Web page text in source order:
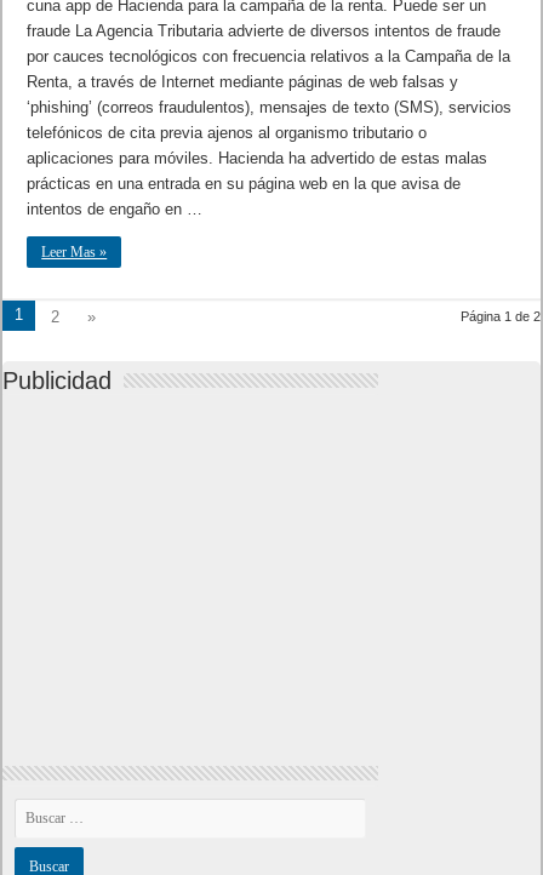
cuna app de Hacienda para la campaña de la renta. Puede ser un
fraude La Agencia Tributaria advierte de diversos intentos de fraude
por cauces tecnológicos con frecuencia relativos a la Campaña de la
Renta, a través de Internet mediante páginas de web falsas y
‘phishing’ (correos fraudulentos), mensajes de texto (SMS), servicios
telefónicos de cita previa ajenos al organismo tributario o
aplicaciones para móviles. Hacienda ha advertido de estas malas
prácticas en una entrada en su página web en la que avisa de
intentos de engaño en …
Leer Mas »
Página 1 de 2
1 2 »
Publicidad